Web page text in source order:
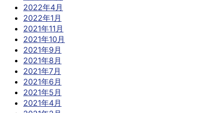
2022年4月
2022年1月
2021年11月
2021年10月
2021年9月
2021年8月
2021年7月
2021年6月
2021年5月
2021年4月